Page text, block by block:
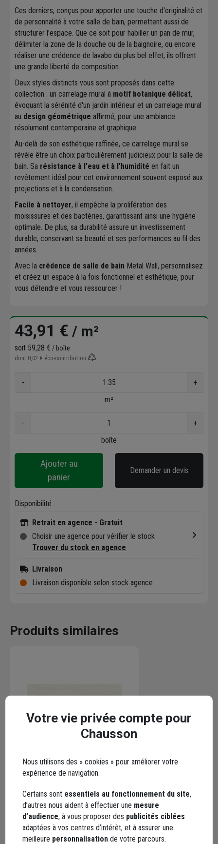
Ces derniers, conçus pour apporter une touche d'originalité et
de personnalité à votre salle de bain, permettent aussi de
structurer l'espace. Que ce soit pour habiller un pan de mur,
délimiter la zone de la douche ou de la baignoire, ou encore
réaliser une crédence de lavabo du plus bel effet, ils offrent
une grande liberté de composition.
Deux styles distincts vous sont proposés dans cette
collection : un carrelage mural à motif botanique délicat,
évoquant la sérénité d'un jardin intérieur et un carrelage mural
au design géométrique affirmé, pour une ambiance
résolument contemporaine et graphique.
Au-delà de son esthétique raffinée, ce carrelage mural se
révèle être un choix particulièrement judicieux pour la salle de
bain. Sa résistance à l'eau et à l'humidité en fait un
revêtement idéal pour cet environnement souvent exposé aux
projections et à la condensation.
Facile à nettoyer, il empêche la prolifération des
moisissures et des bactéries, garantissant ainsi une hygiène
optimale. De plus, sa durabilité assure un investissement
durable, conservant sa beauté et ses performances au fil des
années.
Avec la crédence de salle de bain Metal Wall, personnalisez
et créez un espace à la fois fonctionnel et esthétique, pour
vous détendre et vous ressourcer !
43,91 € / m²
soit 59,28 € / boîte
dont 0,02 € éco-contribution
-
+
m²
-
+
boîte
Ajouter au
panier
Demander un devis
Disponibilité :
Retrait en agence - Gratuit
Choisir une agence pour vérifier le stock
Trouver du stock en agence
Livraison
Livraison disponible selon stock agence
Produits similaires
Carrelage mural salle de bain -
Living Wall - carrelage grand
format rectifié - 60,0 CM x 20,0
CM - Bianco
Code : 422608-3
31,21 € / m²
Votre vie privée compte pour
Chausson
Nous utilisons des « cookies » pour améliorer votre
expérience de navigation.
Certains sont essentiels au fonctionnement du site,
d’autres nous aident à effectuer une mesure
d’audience, à vous proposer des publicités ciblées
adaptées à vos centres d’intérêt, et à assurer une
meilleure personnalisation de votre parcours.